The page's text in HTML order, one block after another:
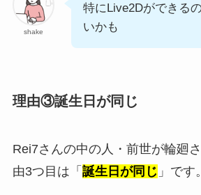
shake
特にLive2Dができる
いかも
理由③誕生日が同じ
Rei7さんの中の人・前世が輪廻
由3つ目は「 誕生日 が同じ 」です。